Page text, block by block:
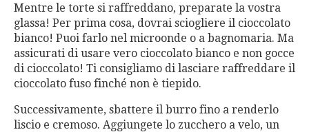
Mentre le torte si raffreddano, preparate la vostra
glassa! Per prima cosa, dovrai sciogliere il cioccolato
bianco! Puoi farlo nel microonde o a bagnomaria. Ma
assicurati di usare vero cioccolato bianco e non gocce
di cioccolato! Ti consigliamo di lasciare raffreddare il
cioccolato fuso finché non è tiepido.
Successivamente, sbattere il burro fino a renderlo
liscio e cremoso. Aggiungete lo zucchero a velo, un